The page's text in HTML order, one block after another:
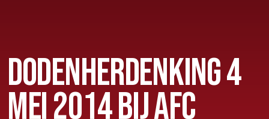
Senioren
Clubinfo
Nieuwsoverzicht
DODENHERDENKING 4
MEI 2014 BIJ AFC